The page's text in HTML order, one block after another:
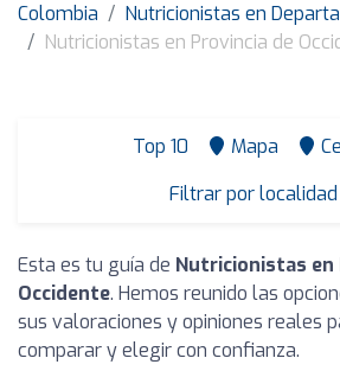
Colombia
Nutricionistas en
Nutricionistas en Provincia de
Top 10 Mapa
Filtrar por localidad
Esta es tu guía de Nutricionistas en
Occidente. Hemos reunido las
sus valoraciones y opiniones reales
comparar y elegir con confianza.